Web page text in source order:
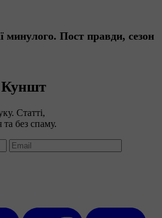
минулого. Пост правди, сезон
Куншт
Статті,
без спаму.